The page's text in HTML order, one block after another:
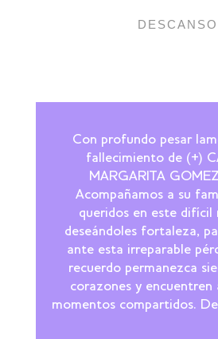
DESCANSO
Con profundo pesar
fallecimiento de (+)
MARGARITA
Acompañamos a su
queridos en este difícil
deseándoles fortaleza,
ante esta irreparable
recuerdo permanezca
corazones y encuentren
momentos compartidos.